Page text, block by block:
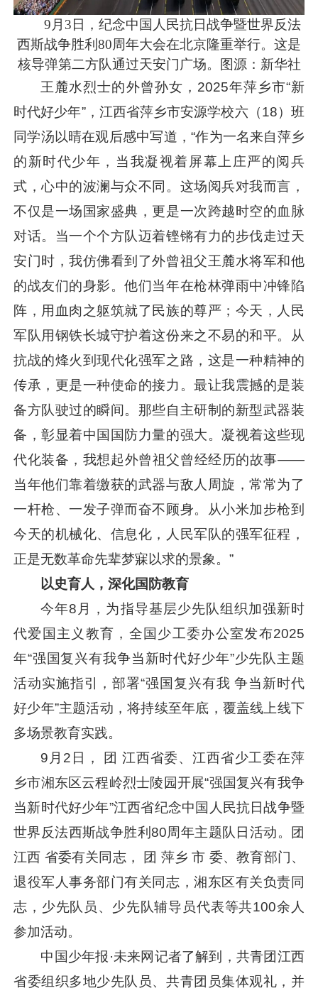
9月3日，纪念中国人民抗日战争暨世界反法
西斯战争胜利80周年大会在北京隆重举行。这是
核导弹第二方队通过天安门广场。图源：新华社
王麓水烈士的外曾孙女，2025年萍乡市“新
时代好少年”，江西省萍乡市安源学校六（18）班
同学汤以晴在观后感中写道，“作为一名来自萍乡
的新时代少年，当我凝视着屏幕上庄严的阅兵
式，心中的波澜与众不同。这场阅兵对我而言，
不仅是一场国家盛典，更是一次跨越时空的血脉
对话。当一个个方队迈着铿锵有力的步伐走过天
安门时，我仿佛看到了外曾祖父王麓水将军和他
的战友们的身影。他们当年在枪林弹雨中冲锋陷
阵，用血肉之躯筑就了民族的尊严；今天，人民
军队用钢铁长城守护着这份来之不易的和平。从
抗战的烽火到现代化强军之路，这是一种精神的
传承，更是一种使命的接力。最让我震撼的是装
备方队驶过的瞬间。那些自主研制的新型武器装
备，彰显着中国国防力量的强大。凝视着这些现
代化装备，我想起外曾祖父曾经经历的故事——
当年他们靠着缴获的武器与敌人周旋，常常为了
一杆枪、一发子弹而奋不顾身。从小米加步枪到
今天的机械化、信息化，人民军队的强军征程，
正是无数革命先辈梦寐以求的景象。”
以史育人，深化国防教育
今年8月，为指导基层少先队组织加强新时
代爱国主义教育，全国少工委办公室发布2025
年“强国复兴有我争当新时代好少年”少先队主题
活动实施指引，部署“强国复兴有我 争当新时代
好少年”主题活动，将持续至年底，覆盖线上线下
多场景教育实践。
9月2日， 团 江西省委、江西省少工委在萍
乡市湘东区云程岭烈士陵园开展“强国复兴有我争
当新时代好少年”江西省纪念中国人民抗日战争暨
世界反法西斯战争胜利80周年主题队日活动。团
江西 省委有关同志， 团 萍乡 市 委、教育部门、
退役军人事务部门有关同志，湘东区有关负责同
志，少先队员、少先队辅导员代表等共100余人
参加活动。
中国少年报·未来网记者了解到，共青团江西
省委组织多地少先队员、共青团员集体观礼，并